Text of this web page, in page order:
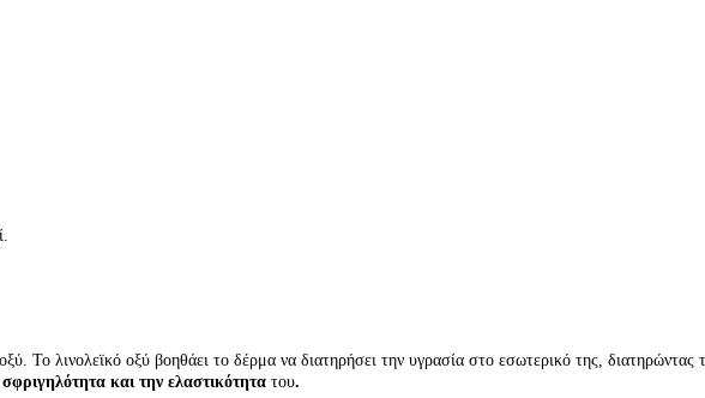
Το λινολεϊκό οξύ βοηθάει το δέρμα να διατηρήσει την υγρασία στο εσωτερικό της, διατηρώντας
σφριγηλότητα και την ελαστικότητα του.